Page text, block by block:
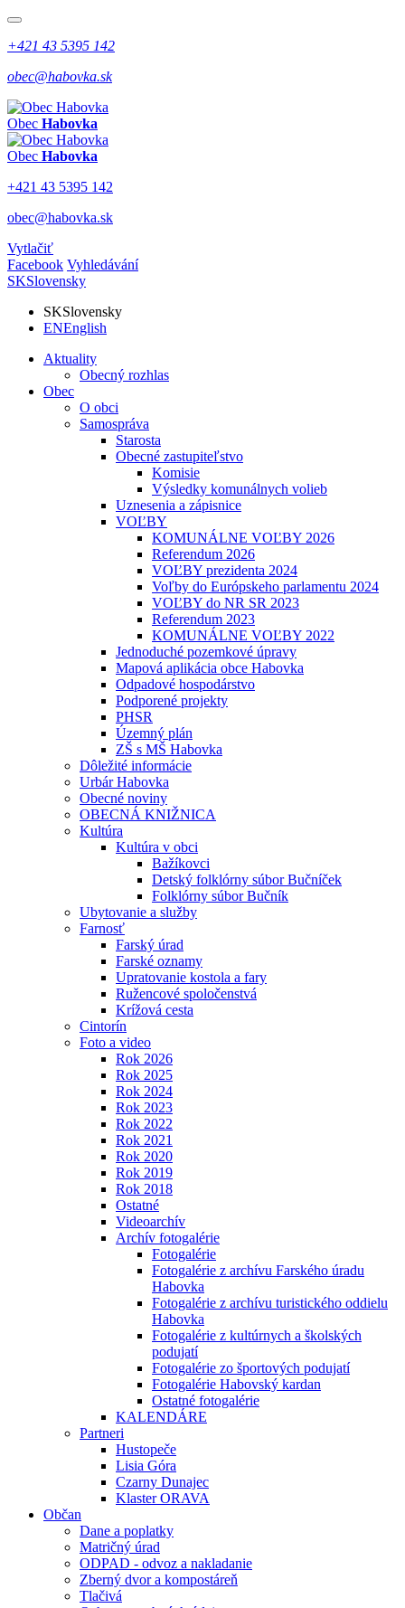
+421 43 5395 142
obec@habovka.sk
Obec Habovka
Obec Habovka
+421 43 5395 142
obec@habovka.sk
Vytlačiť
Facebook Vyhledávání
SKSlovensky
SKSlovensky
ENEnglish
Aktuality
Obecný rozhlas
Obec
O obci
Samospráva
Starosta
Obecné zastupiteľstvo
Komisie
Výsledky komunálnych volieb
Uznesenia a zápisnice
VOĽBY
KOMUNÁLNE VOĽBY 2026
Referendum 2026
VOĽBY prezidenta 2024
Voľby do Európskeho parlamentu 2024
VOĽBY do NR SR 2023
Referendum 2023
KOMUNÁLNE VOĽBY 2022
Jednoduché pozemkové úpravy
Mapová aplikácia obce Habovka
Odpadové hospodárstvo
Podporené projekty
PHSR
Územný plán
ZŠ s MŠ Habovka
Dôležité informácie
Urbár Habovka
Obecné noviny
OBECNÁ KNIŽNICA
Kultúra
Kultúra v obci
Bažíkovci
Detský folklórny súbor Bučníček
Folklórny súbor Bučník
Ubytovanie a služby
Farnosť
Farský úrad
Farské oznamy
Upratovanie kostola a fary
Ružencové spoločenstvá
Krížová cesta
Cintorín
Foto a video
Rok 2026
Rok 2025
Rok 2024
Rok 2023
Rok 2022
Rok 2021
Rok 2020
Rok 2019
Rok 2018
Ostatné
Videoarchív
Archív fotogalérie
Fotogalérie
Fotogalérie z archívu Farského úradu
Habovka
Fotogalérie z archívu turistického oddielu
Habovka
Fotogalérie z kultúrnych a školských
podujatí
Fotogalérie zo športových podujatí
Fotogalérie Habovský kardan
Ostatné fotogalérie
KALENDÁRE
Partneri
Hustopeče
Lisia Góra
Czarny Dunajec
Klaster ORAVA
Občan
Dane a poplatky
Matričný úrad
ODPAD - odvoz a nakladanie
Zberný dvor a kompostáreň
Tlačivá